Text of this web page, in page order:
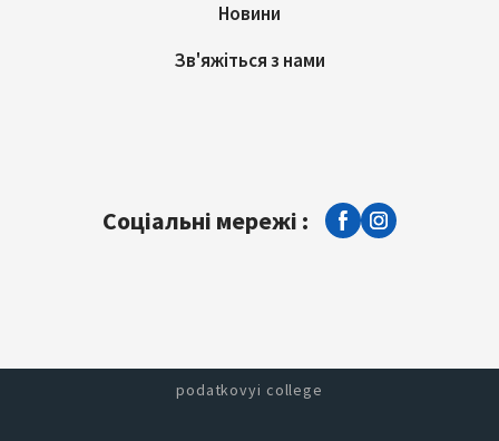
Новини
Зв'яжіться з нами
Соціальні мережі :
podatkovyi college